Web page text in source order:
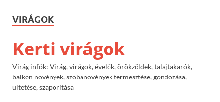
VIRÁGOK
Kerti virágok
Virág infók: Virág, virágok, évelők, örökzöldek, talajtakarók,
balkon növények, szobanövények termesztése, gondozása,
ültetése, szaporítása